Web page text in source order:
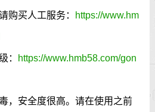
购买人工服务： https://www.hm
： https://www.hmb58.com/gon
，安全度很高。请在使用之前